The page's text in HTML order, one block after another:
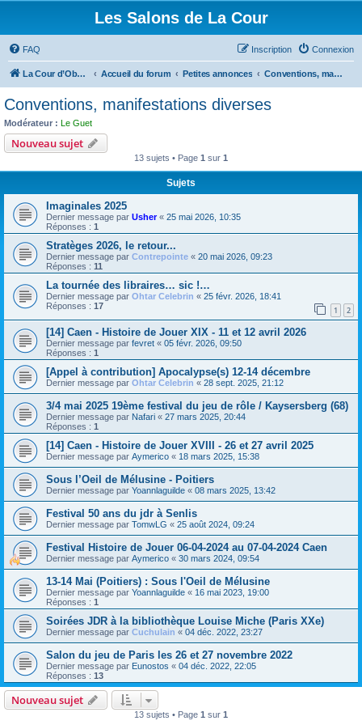
Les Salons de La Cour
FAQ Connexion
Inscription
La Cour d’Obéron Accueil du forum Petites annonces Conventions, manifestations diverses
Conventions, manifestations diverses
Modérateur : Le Guet
Nouveau sujet
13 sujets • Page 1 sur 1
Sujets
Imaginales 2025
Dernier message par Usher« 25 mai 2026, 10:35
Réponses : 1
Stratèges 2026, le retour...
Dernier message par Contrepointe « 20 mai 2026, 09:23
Réponses : 11
La tournée des libraires… sic !…
Dernier message par Ohtar Celebrin « 25 févr. 2026, 18:41
Réponses : 17 1 2
[14] Caen - Histoire de Jouer XIX - 11 et 12 avril 2026
Dernier message par fevret « 05 févr. 2026, 09:50
Réponses : 1
[Appel à contribution] Apocalypse(s) 12-14 décembre
Dernier message par Ohtar Celebrin « 28 sept. 2025, 21:12
3/4 mai 2025 19ème festival du jeu de rôle / Kaysersberg (68)
Dernier message par Nafari « 27 mars 2025, 20:44
Réponses : 1
[14] Caen - Histoire de Jouer XVIII - 26 et 27 avril 2025
Dernier message par Aymerico « 18 mars 2025, 15:38
Sous l’Oeil de Mélusine - Poitiers
Dernier message par Yoannlaguilde « 08 mars 2025, 13:42
Festival 50 ans du jdr à Senlis
Dernier message par TomwLG « 25 août 2024, 09:24
Festival Histoire de Jouer 06-04-2024 au 07-04-2024 Caen
Dernier message par Aymerico « 30 mars 2024, 09:54
13-14 Mai (Poitiers) : Sous l'Oeil de Mélusine
Dernier message par Yoannlaguilde « 16 mai 2023, 19:00
Réponses : 1
Soirées JDR à la bibliothèque Louise Miche (Paris XXe)
Dernier message par Cuchulain « 04 déc. 2022, 23:27
Salon du jeu de Paris les 26 et 27 novembre 2022
Dernier message par Eunostos « 04 déc. 2022, 22:05
Réponses : 13
Nouveau sujet
13 sujets • Page 1 sur 1